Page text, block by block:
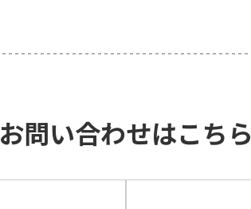
お問い合わせはこちら